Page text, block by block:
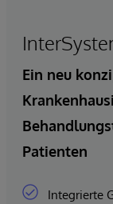
Ein neu
Patienten
Integrierte